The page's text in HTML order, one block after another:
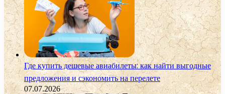
Где купить дешевые авиабилеты: как найти выгодные
предложения и сэкономить на перелете
07.07.2026